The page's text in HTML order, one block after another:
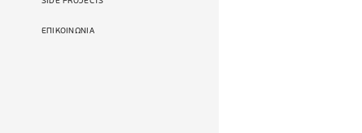
ΕΠΙΚΟΙΝΩΝΙΑ